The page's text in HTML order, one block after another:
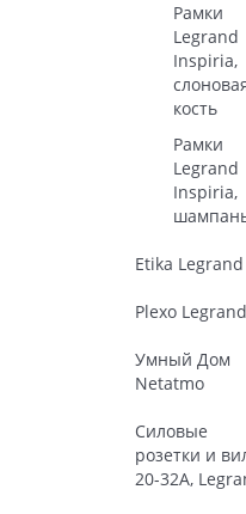
Рамки
Legrand
Inspiria,
кость
Рамки
Legrand
Inspiria,
Etika Legrand
Plexo Legrand
Умный Дом
Netatmo
Силовые
розетки и
20-32A,